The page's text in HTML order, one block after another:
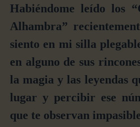
Habiéndome leído los
Alhambra”
siento en mi silla
en alguno de sus
la magia y las leyendas
lugar y percibir ese
que te observan